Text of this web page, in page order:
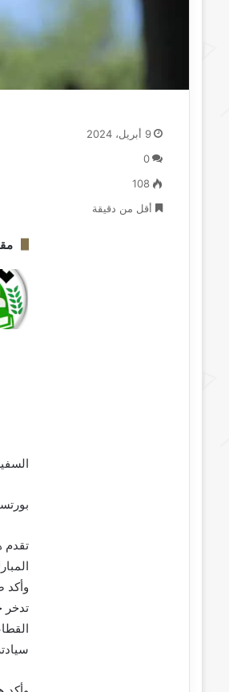
تقدم
وأكد
تدخر
9 أبريل، 2024
0
108
أقل من دقيقة